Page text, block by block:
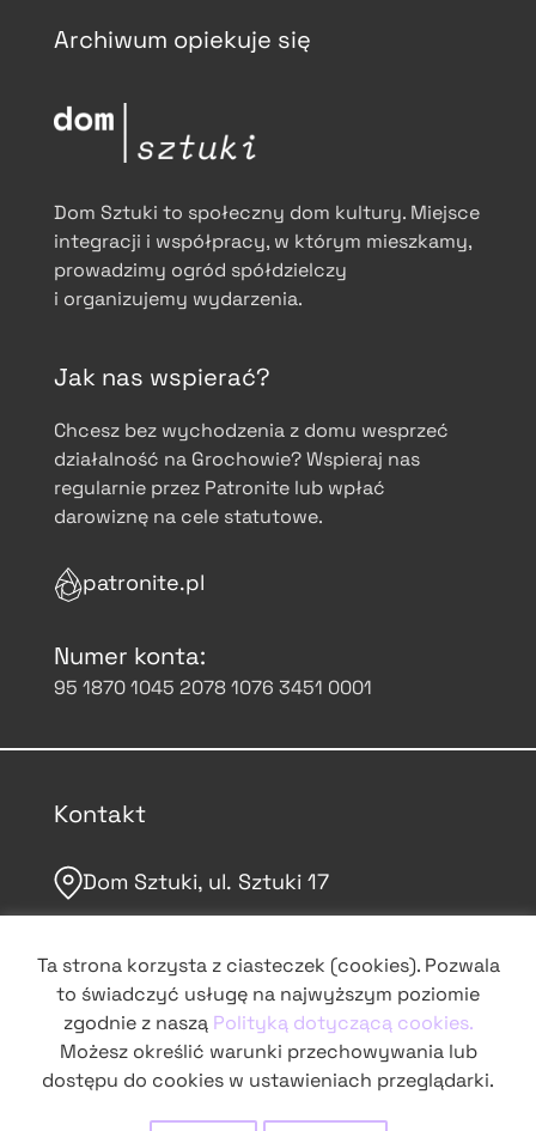
Archiwum opiekuje się
Dom Sztuki to społeczny dom kultury. Miejsce
integracji i współpracy, w którym mieszkamy,
prowadzimy ogród spółdzielczy
i organizujemy wydarzenia.
Jak nas wspierać?
Chcesz bez wychodzenia z domu wesprzeć
działalność na Grochowie? Wspieraj nas
regularnie przez Patronite lub wpłać
darowiznę na cele statutowe.
patronite.pl
Numer konta:
95 1870 1045 2078 1076 3451 0001
Kontakt
Dom Sztuki, ul. Sztuki 17
domsztuki.org
grochowskie@domsztuki.org
śledź nas na Instagramie
Ta strona korzysta z ciasteczek (cookies). Pozwala
to świadczyć usługę na najwyższym poziomie
zgodnie z naszą Polityką dotyczącą cookies.
Możesz określić warunki przechowywania lub
dostępu do cookies w ustawieniach przeglądarki.